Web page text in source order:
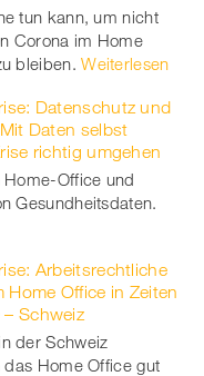
tun kann, um nicht
Corona im Home
bleiben. Weiterlesen
Datenschutz und
Daten selbst
richtig umgehen
Home-Office und
Gesundheitsdaten.
Arbeitsrechtliche
Home Office in Zeiten
Schweiz
der Schweiz
Home Office gut